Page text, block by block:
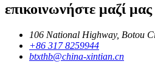
επικοινωνήστε μαζί μας
106 National Highway, Botou
+86 317 8259944
btxthb@china-xintian.cn